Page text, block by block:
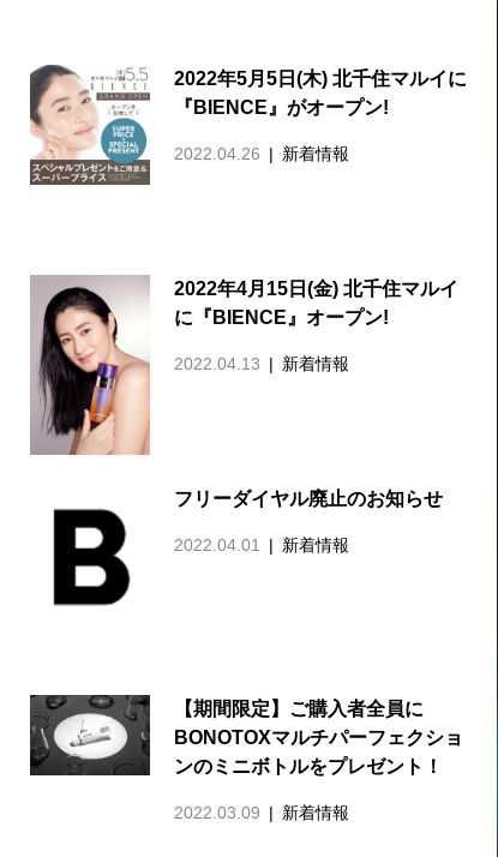
2022年5月5日(木) 北千住マルイに
『BIENCE』がオープン!
2022.04.26 新着情報
2022年4月15日(金) 北千住マルイ
に『BIENCE』オープン!
2022.04.13 新着情報
フリーダイヤル廃止のお知らせ
2022.04.01 新着情報
【期間限定】ご購入者全員に
BONOTOXマルチパーフェクショ
ンのミニボトルをプレゼント！
2022.03.09 新着情報